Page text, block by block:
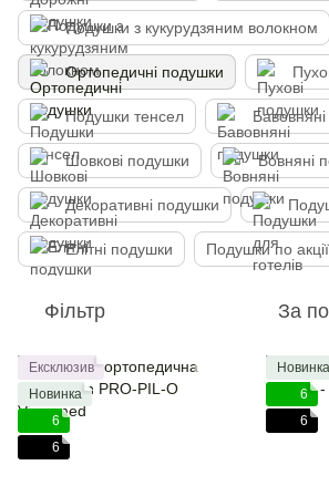
Подушки з кукурудзяним волокном
Ортопедичні подушки
Подушки тенсел
Шовкові подушки Вовняні
Декоративні подушки
Елітні подушки Подушки по акції
Фільтр За
Ексклюзив
Новинка
6
6
Новинка
6
6